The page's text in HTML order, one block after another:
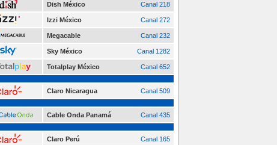
Dish México Canal 218
Izzi México Canal 272
Megacable Canal 232
Sky México Canal 1282
Totalplay México Canal 652
Claro Nicaragua Canal 509
Cable Onda Panamá Canal 435
Claro Perú Canal 165